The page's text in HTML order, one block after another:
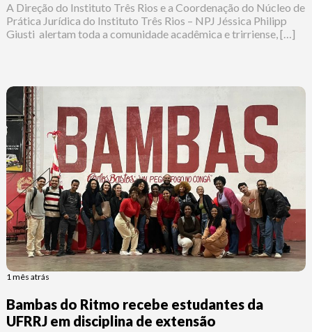
A Direção do Instituto Três Rios e a Coordenação do Núcleo de
Prática Jurídica do Instituto Três Rios – NPJ Jéssica Philipp
Giusti alertam toda a comunidade acadêmica e trirriense, […]
1 mês atrás
Bambas do Ritmo recebe estudantes da
UFRRJ em disciplina de extensão